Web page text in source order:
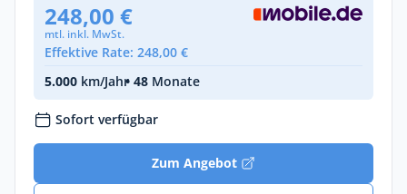
248,00 €
mtl. inkl. MwSt.
Effektive Rate: 248,00 €
5.000 km/Jahr• 48 Monate
Sofort verfügbar
Zum Angebot